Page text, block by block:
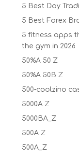
5 Best Day
5 Best Forex
5 fitness apps
the gym in 2026
50%A 50 Z
50%A 50B Z
500-coolzino
5000A Z
5000BA_Z
500A Z
500A_Z